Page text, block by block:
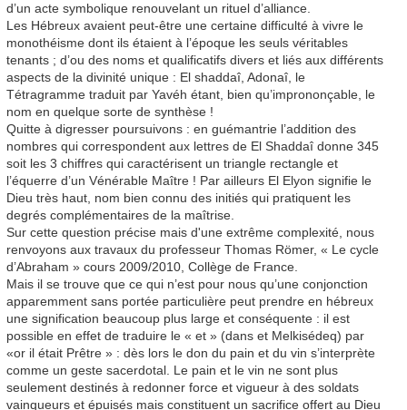
d’un acte symbolique renouvelant un rituel d’alliance.
Les Hébreux avaient peut-être une certaine difficulté à vivre le
monothéisme dont ils étaient à l’époque les seuls véritables
tenants ; d’ou des noms et qualificatifs divers et liés aux différents
aspects de la divinité unique : El shaddaî, Adonaî, le
Tétragramme traduit par Yavéh étant, bien qu’imprononçable, le
nom en quelque sorte de synthèse !
Quitte à digresser poursuivons : en guémantrie l’addition des
nombres qui correspondent aux lettres de El Shaddaî donne 345
soit les 3 chiffres qui caractérisent un triangle rectangle et
l’équerre d’un Vénérable Maître ! Par ailleurs El Elyon signifie le
Dieu très haut, nom bien connu des initiés qui pratiquent les
degrés complémentaires de la maîtrise.
Sur cette question précise mais d'une extrême complexité, nous
renvoyons aux travaux du professeur Thomas Römer, « Le cycle
d’Abraham » cours 2009/2010, Collège de France.
Mais il se trouve que ce qui n’est pour nous qu’une conjonction
apparemment sans portée particulière peut prendre en hébreux
une signification beaucoup plus large et conséquente : il est
possible en effet de traduire le « et » (dans et Melkisédeq) par
«or il était Prêtre » : dès lors le don du pain et du vin s’interprète
comme un geste sacerdotal. Le pain et le vin ne sont plus
seulement destinés à redonner force et vigueur à des soldats
vainqueurs et épuisés mais constituent un sacrifice offert au Dieu